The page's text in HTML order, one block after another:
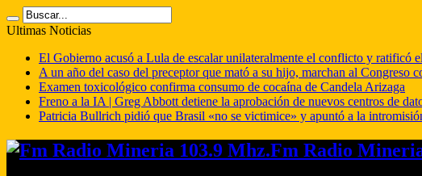
Ultimas Noticias
El Gobierno acusó a Lula de escalar unilateralmente el conflicto y ratificó
A un año del caso del preceptor que mató a su hijo, marchan al Congreso
Examen toxicológico confirma consumo de cocaína de Candela Arizaga
Freno a la IA | Greg Abbott detiene la aprobación de nuevos centros de
Patricia Bullrich pidió que Brasil «no se victimice» y apuntó a la
Fm Radio